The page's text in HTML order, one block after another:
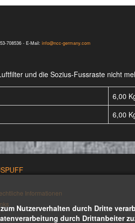
Nutzerverhalten durch Dritte
durch Drittanbeiter
708536 - E-Mail: info@ncc-germany.com
und die Sozius-Fussraste nicht
6,00
6,00
Informationen